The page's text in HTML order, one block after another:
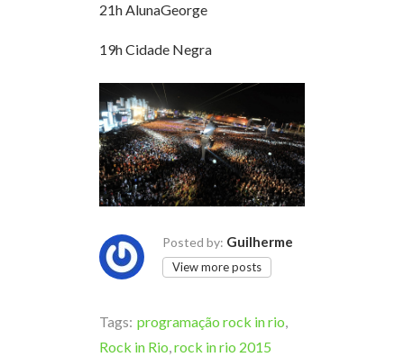
21h AlunaGeorge
19h Cidade Negra
Posted by: Guilherme
View more posts
Tags: programação rock in rio,
Rock in Rio,rock in rio 2015